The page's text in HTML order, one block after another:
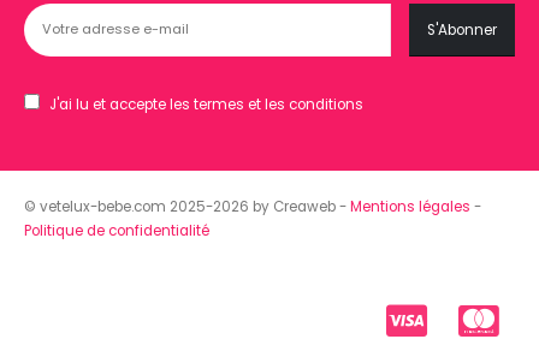
J'ai lu et accepte les termes et les conditions
© vetelux-bebe.com 2025-2026 by Creaweb -Mentions légales -
Politique de confidentialité